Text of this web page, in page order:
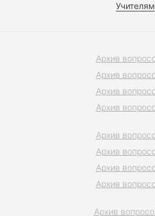
Учителям
Архив
Архив
Архив
Архив
Архив
Архив
Архив
Архив
Архив